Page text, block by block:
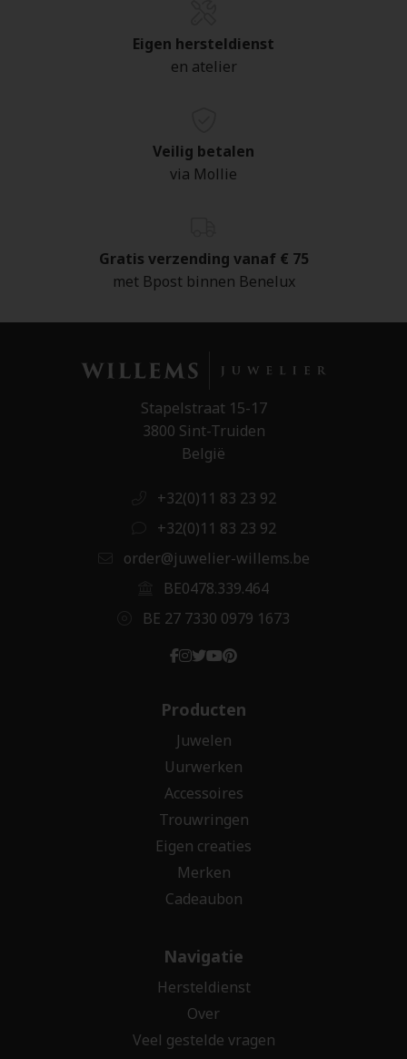
Eigen hersteldienst
en atelier
Veilig betalen
via Mollie
Gratis verzending vanaf € 75
met Bpost binnen Benelux
Stapelstraat 15-17
3800 Sint-Truiden
België
+32(0)11 83 23 92
+32(0)11 83 23 92
order@juwelier-willems.be
BE0478.339.464
BE 27 7330 0979 1673
Producten
Juwelen
Uurwerken
Accessoires
Trouwringen
Eigen creaties
Merken
Cadeaubon
Navigatie
Hersteldienst
Over
Veel gestelde vragen